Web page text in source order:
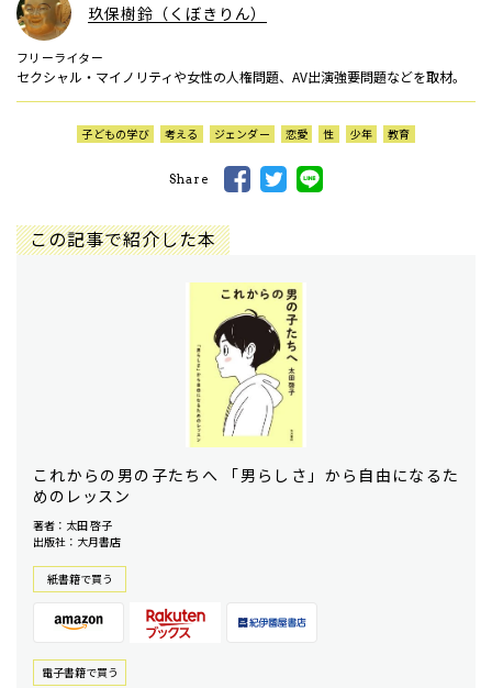
玖保樹鈴（くぼきりん）
フリーライター
セクシャル・マイノリティや女性の人権問題、AV出演強要問題などを取材。
子どもの学び 考える ジェンダー 恋愛 性 少年 教育
Share
この記事で紹介した本
これからの男の子たちへ 「男らしさ」から自由になるた
めのレッスン
著者：太田 啓子
出版社：大月書店
紙書籍で買う
電⼦書籍で買う